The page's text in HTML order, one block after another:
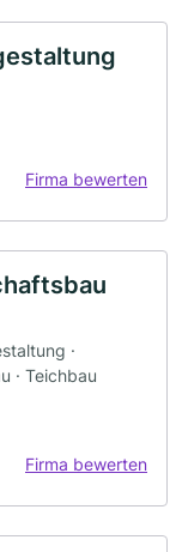
Firma bewerten
·
· Teichbau
Firma bewerten